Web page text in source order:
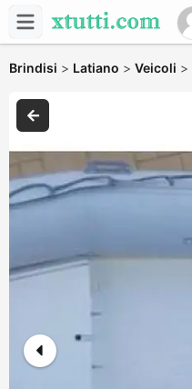
Brindisi > Latiano > Veicoli >